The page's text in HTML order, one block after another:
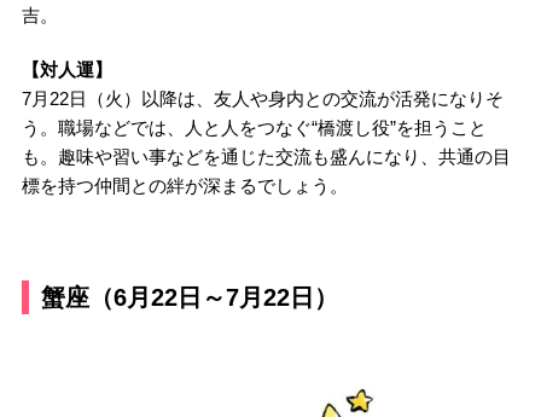
吉。
【対人運】
7月22日（火）以降は、友人や身内との交流が活発になりそ
う。職場などでは、人と人をつなぐ“橋渡し役”を担うこと
も。趣味や習い事などを通じた交流も盛んになり、共通の目
標を持つ仲間との絆が深まるでしょう。
蟹座（6月22日～7月22日）